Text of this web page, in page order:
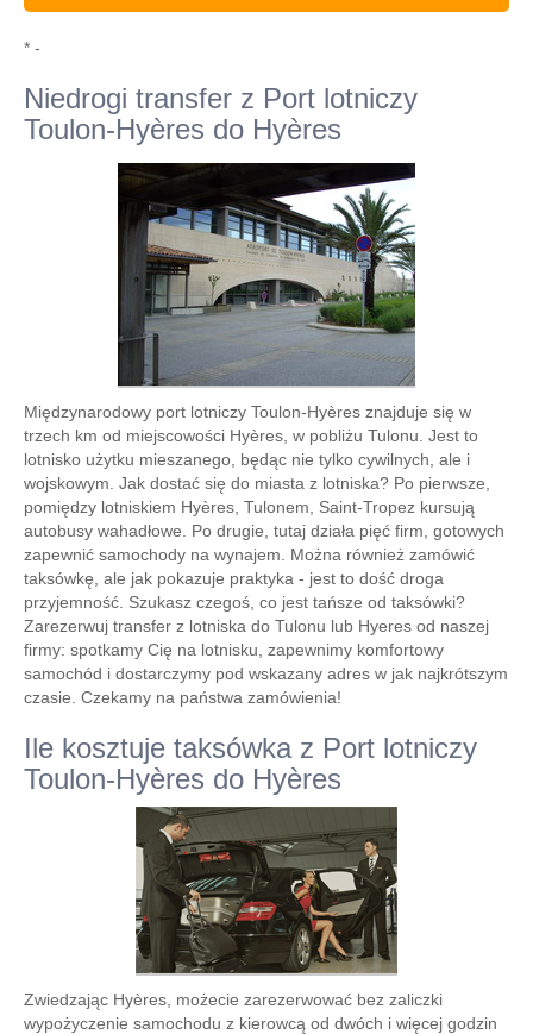
* -
Niedrogi transfer z Port lotniczy
Toulon-Hyères do Hyères
Międzynarodowy port lotniczy Toulon-Hyères znajduje się w
trzech km od miejscowości Hyères, w pobliżu Tulonu. Jest to
lotnisko użytku mieszanego, będąc nie tylko cywilnych, ale i
wojskowym. Jak dostać się do miasta z lotniska? Po pierwsze,
pomiędzy lotniskiem Hyères, Tulonem, Saint-Tropez kursują
autobusy wahadłowe. Po drugie, tutaj działa pięć firm, gotowych
zapewnić samochody na wynajem. Można również zamówić
taksówkę, ale jak pokazuje praktyka - jest to dość droga
przyjemność. Szukasz czegoś, co jest tańsze od taksówki?
Zarezerwuj transfer z lotniska do Tulonu lub Hyeres od naszej
firmy: spotkamy Cię na lotnisku, zapewnimy komfortowy
samochód i dostarczymy pod wskazany adres w jak najkrótszym
czasie. Czekamy na państwa zamówienia!
Ile kosztuje taksówka z Port lotniczy
Toulon-Hyères do Hyères
Zwiedzając Hyères, możecie zarezerwować bez zaliczki
wypożyczenie samochodu z kierowcą od dwóch i więcej godzin